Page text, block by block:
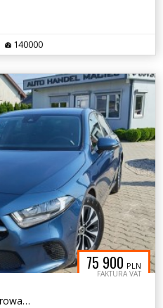
140000
75 900 PLN
FAKTURA VAT
świeżo sprowadzone, zarejestrowane